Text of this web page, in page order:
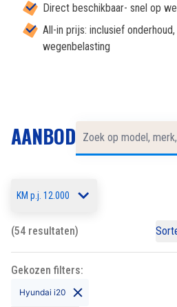
Direct beschikbaar- snel op
All-in prijs: inclusief
wegenbelasting
AANBOD
KM p.j. 12.000
(54 resultaten)
Gekozen filters:
Hyundai i20